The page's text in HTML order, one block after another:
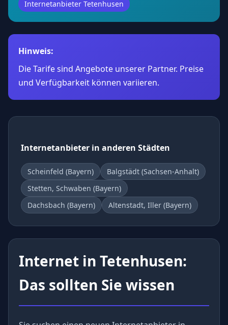
Internetanbieter Tetenhusen
Hinweis:
Die Tarife sind Angebote unserer Partner. Preise
und Verfügbarkeit können variieren.
Internetanbieter in anderen Städten
Scheinfeld (Bayern)
Balgstädt (Sachsen-Anhalt)
Stetten, Schwaben (Bayern)
Dachsbach (Bayern)
Altenstadt, Iller (Bayern)
Internet in Tetenhusen:
Das sollten Sie wissen